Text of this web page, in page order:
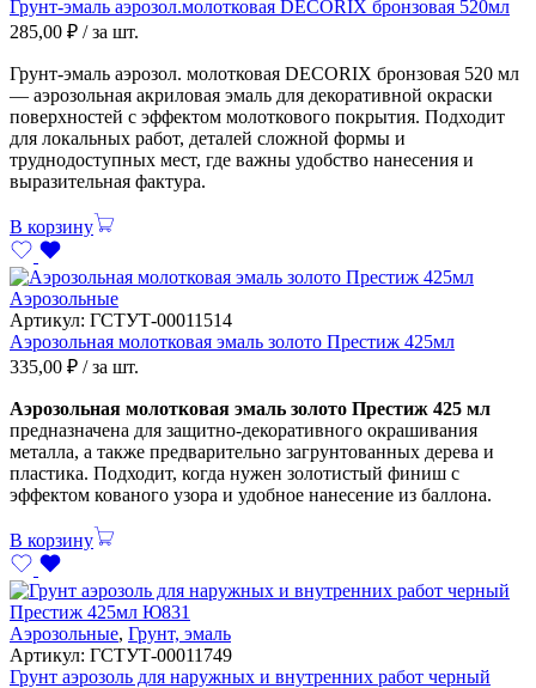
Грунт-эмаль аэрозол.молотковая DECORIX бронзовая 520мл
285,00 ₽ / за шт.
Грунт-эмаль аэрозол. молотковая DECORIX бронзовая 520 мл
— аэрозольная акриловая эмаль для декоративной окраски
поверхностей с эффектом молоткового покрытия. Подходит
для локальных работ, деталей сложной формы и
труднодоступных мест, где важны удобство нанесения и
выразительная фактура.
В корзину
Аэрозольные
Артикул: ГСТУТ-00011514
Аэрозольная молотковая эмаль золото Престиж 425мл
335,00 ₽ / за шт.
Аэрозольная молотковая эмаль золото Престиж 425 мл
предназначена для защитно-декоративного окрашивания
металла, а также предварительно загрунтованных дерева и
пластика. Подходит, когда нужен золотистый финиш с
эффектом кованого узора и удобное нанесение из баллона.
В корзину
Аэрозольные, Грунт, эмаль
Артикул: ГСТУТ-00011749
Грунт аэрозоль для наружных и внутренних работ черный